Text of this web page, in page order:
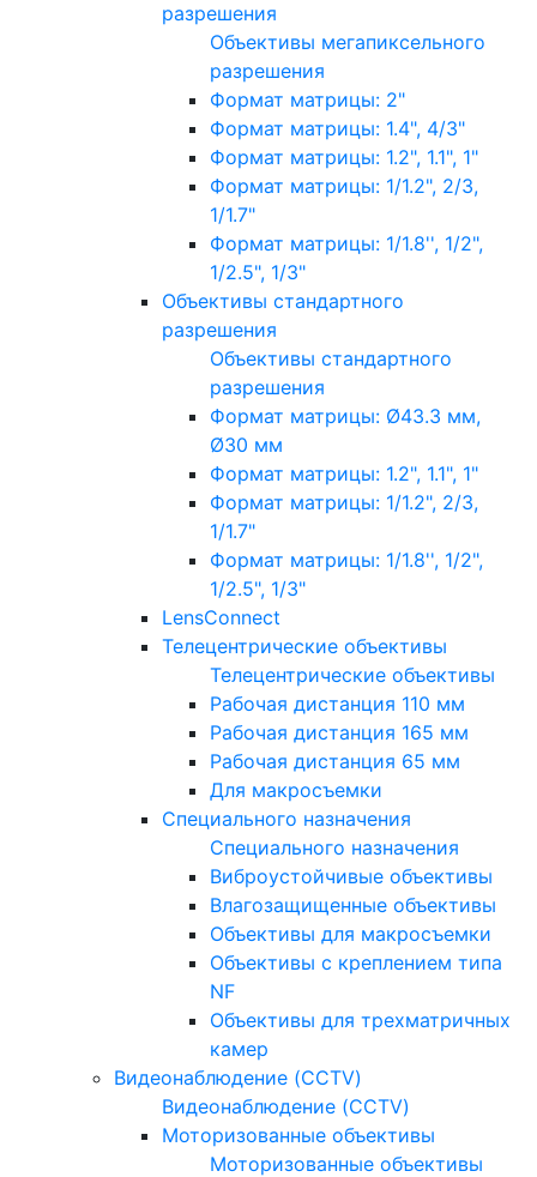
разрешения
Объективы мегапиксельного
разрешения
Формат матрицы: 2"
Формат матрицы: 1.4", 4/3"
Формат матрицы: 1.2", 1.1", 1"
Формат матрицы: 1/1.2", 2/3,
1/1.7"
Формат матрицы: 1/1.8'', 1/2",
1/2.5", 1/3"
Объективы стандартного
разрешения
Объективы стандартного
разрешения
Формат матрицы: Ø43.3 мм,
Ø30 мм
Формат матрицы: 1.2", 1.1", 1"
Формат матрицы: 1/1.2", 2/3,
1/1.7"
Формат матрицы: 1/1.8'', 1/2",
1/2.5", 1/3"
LensConnect
Телецентрические объективы
Телецентрические объективы
Рабочая дистанция 110 мм
Рабочая дистанция 165 мм
Рабочая дистанция 65 мм
Для макросъемки
Специального назначения
Специального назначения
Виброустойчивые объективы
Влагозащищенные объективы
Объективы для макросъемки
Объективы с креплением типа
NF
Объективы для трехматричных
камер
Видеонаблюдение (CCTV)
Видеонаблюдение (CCTV)
Моторизованные объективы
Моторизованные объективы